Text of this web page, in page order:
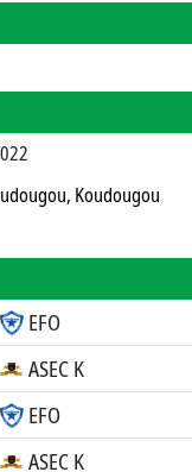
Koudougou
EFO
ASEC K
EFO
ASEC K